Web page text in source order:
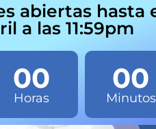
abiertas hasta
a las 11:59pm
00
Horas
00
Minutos